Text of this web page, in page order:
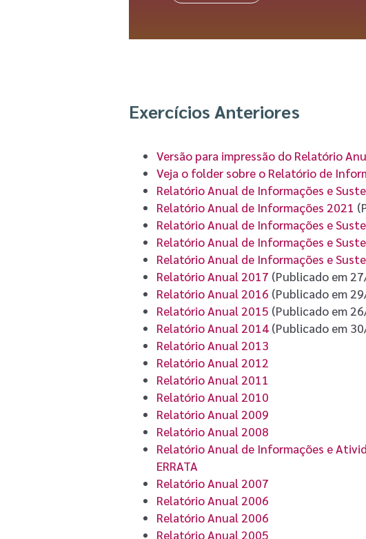
Exercícios Anteriores
Versão para impressão do Relatório
Veja o folder sobre o Relatório de
Relatório Anual de Informações e
Relatório Anual de Informações 2021
Relatório Anual de Informações e
Relatório Anual de Informações e
Relatório Anual de Informações e
Relatório Anual 2017 (Publicado em
Relatório Anual 2016 (Publicado em
Relatório Anual 2015 (Publicado em
Relatório Anual 2014(Publicado em
Relatório Anual 2013
Relatório Anual 2012
Relatório Anual 2011
Relatório Anual 2010
Relatório Anual 2009
Relatório Anual 2008
Relatório Anual de Informações e
ERRATA
Relatório Anual 2007
Relatório Anual 2006
Relatório Anual 2006
Relatório Anual 2005